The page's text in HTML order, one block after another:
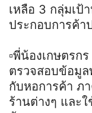
เหลือ 3 กลุ่มเป้
ประกอบการค้า
▫️พี่น้องเกษตร
ตรวจสอบข้อมู
กับหอการค้า ภ
ร้านต่างๆ และใ